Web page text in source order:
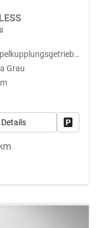
Doppelkupplungsgetriebe (DSG)
Grau
Details